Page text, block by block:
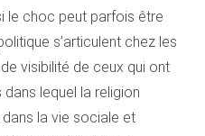
le choc peut parfois être
s’articulent chez les
visibilité de ceux qui ont
lequel la religion
la vie sociale et